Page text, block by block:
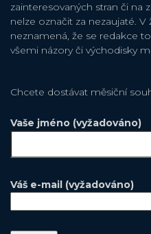
zainteresovaných stran či na
nelze označit za nezaujaté.
neznamená, že se redakce
všemi názory či východisky
Chcete dostávat měsiční
Vaše jméno (vyžadováno)
Váš e-mail (vyžadováno)